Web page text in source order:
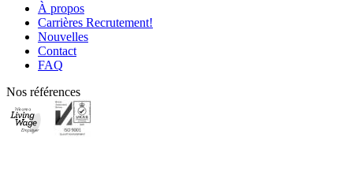
À propos
Carrières Recrutement!
Nouvelles
Contact
FAQ
Nos références